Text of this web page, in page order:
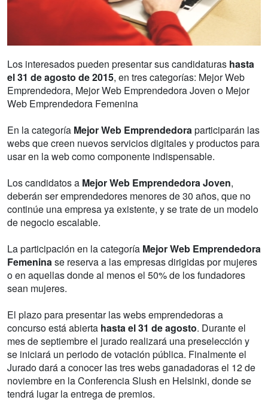
Los interesados pueden presentar sus candidaturas hasta
el 31 de agosto de 2015, en tres categorías: Mejor Web
Emprendedora, Mejor Web Emprendedora Joven o Mejor
Web Emprendedora Femenina
En la categoría Mejor Web Emprendedora participarán las
webs que creen nuevos servicios digitales y productos para
usar en la web como componente indispensable.
Los candidatos a Mejor Web Emprendedora Joven,
deberán ser emprendedores menores de 30 años, que no
continúe una empresa ya existente, y se trate de un modelo
de negocio escalable.
La participación en la categoría Mejor Web Emprendedora
Femenina se reserva a las empresas dirigidas por mujeres
o en aquellas donde al menos el 50% de los fundadores
sean mujeres.
El plazo para presentar las webs emprendedoras a
concurso está abierta hasta el 31 de agosto. Durante el
mes de septiembre el jurado realizará una preselección y
se iniciará un periodo de votación pública. Finalmente el
Jurado dará a conocer las tres webs ganadadoras el 12 de
noviembre en la Conferencia Slush en Helsinki, donde se
tendrá lugar la entrega de premios.